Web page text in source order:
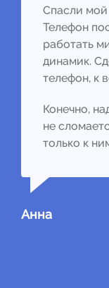
Спасли мой
Телефон
работать
динамик.
телефон, к
Конечно,
не
только к
Анна